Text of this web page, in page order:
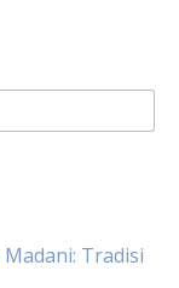
Tradisi